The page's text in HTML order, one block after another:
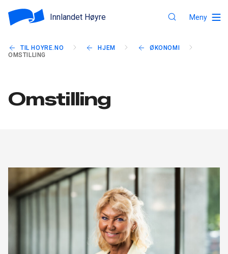
Innlandet Høyre Meny
TIL HOYRE.NO HJEM
ØKONOMI
OMSTILLING
Omstilling